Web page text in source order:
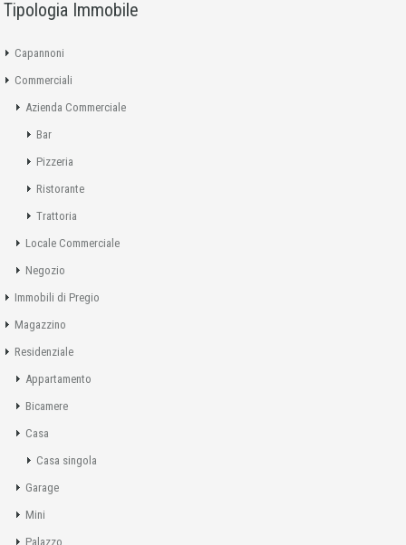
Tipologia Immobile
Capannoni
Commerciali
Azienda Commerciale
Bar
Pizzeria
Ristorante
Trattoria
Locale Commerciale
Negozio
Immobili di Pregio
Magazzino
Residenziale
Appartamento
Bicamere
Casa
Casa singola
Garage
Mini
Palazzo